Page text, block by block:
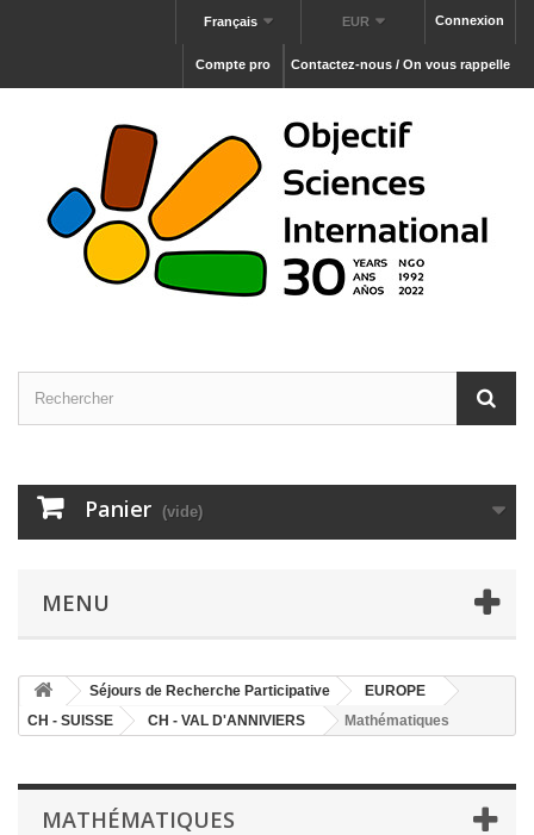
Connexion
EUR
Français
Contactez-nous / On vous rappelle
Compte pro
Panier (vide)
MENU
Séjours de Recherche Participative
EUROPE
CH - SUISSE
CH - VAL D'ANNIVIERS Mathématiques
MATHÉMATIQUES